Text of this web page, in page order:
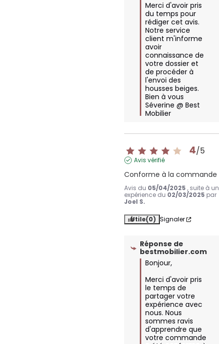
Merci d'avoir pris
du temps pour
rédiger cet avis.
Notre service
client m'informe
avoir
connaissance de
votre dossier et
de procéder à
l'envoi des
housses beiges.
Bien à vous
Séverine @ Best
Mobilier
4/5
Avis vérifié
Conforme à la commande
Avis du 05/04/2025 , suite à
expérience du 02/03/2025 par
Joel S.
Utile(0) Signaler
Réponse de
bestmobilier.com
Bonjour,
Merci d'avoir pris
le temps de
partager votre
expérience avec
nous. Nous
sommes ravis
d'apprendre que
votre commande